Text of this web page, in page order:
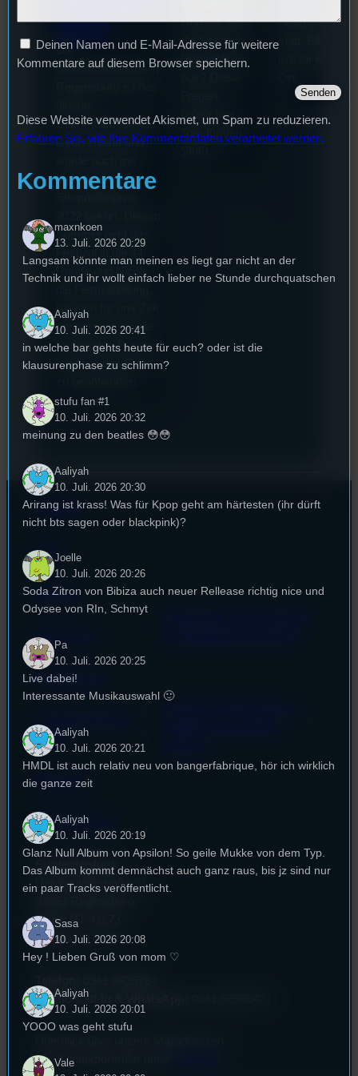
iterin
Die
Stummfilmwoche in
Stummfilmfestivals
Deutschland und
dem deutschen
Sommer geht das
Runde und Nicole,
hat sich für uns Zeit
genommen um die
wichtigsten Fragen
rund um das Event
Und wie sieht
die Szene in
Regensburg
beleuchtet
Tom für den
statt. Bilal war
Kontakt
FAQ
Satzung
Impressum
Datenschutz
(EU)
Empfang
EPK & Presse
Studentenfunk
Universitätsstraße 31
Büro:PT 4.0.73
Studio:SH 1.39
Studio Call-In & WhatsApp:
und Kontaktformular unter
Deinen Namen und E-Mail-Adresse für weitere
Kommentare auf diesem Browser speichern.
Diese Website verwendet Akismet, um Spam zu reduzieren.
Erfahren Sie, wie Ihre Kommentardaten verarbeitet werden.
Kommentare
maxnkoen
13. Juli. 2026 20:29
Langsam könnte man meinen es liegt gar nicht an der
Technik und ihr wollt einfach lieber ne Stunde durchquatschen
Aaliyah
10. Juli. 2026 20:41
in welche bar gehts heute für euch? oder ist die
klausurenphase zu schlimm?
stufu fan #1
10. Juli. 2026 20:32
meinung zu den beatles 😳😳
Aaliyah
10. Juli. 2026 20:30
Arirang ist krass! Was für Kpop geht am härtesten (ihr dürft
nicht bts sagen oder blackpink)?
Joelle
10. Juli. 2026 20:26
Soda Zitron von Bibiza auch neuer Rellease richtig nice und
Odysee von RIn, Schmyt
Pa
10. Juli. 2026 20:25
Live dabei!
Interessante Musikauswahl 🙂
Aaliyah
10. Juli. 2026 20:21
HMDL ist auch relativ neu von bangerfabrique, hör ich wirklich
die ganze zeit
Aaliyah
10. Juli. 2026 20:19
Glanz Null Album von Apsilon! So geile Mukke von dem Typ.
Das Album kommt demnächst auch ganz raus, bis jz sind nur
ein paar Tracks veröffentlicht.
Sasa
10. Juli. 2026 20:08
Hey ! Lieben Gruß von mom ♡
Aaliyah
10. Juli. 2026 20:01
YOOO was geht stufu
Vale